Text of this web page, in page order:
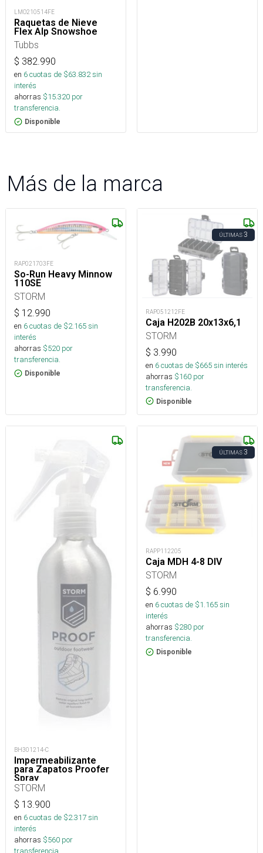
LMO210514FE
Raquetas de Nieve
Flex Alp Snowshoe
Tubbs
$ 382.990
en 6cuotas de $63.832sin
interés
ahorras $15.320 por
transferencia.
Disponible
Más de la marca
RAP021703FE
So-Run Heavy Minnow
110SE
STORM
$ 12.990
en 6cuotas de $2.165sin
interés
ahorras $520 por
transferencia.
Disponible
ÚLTIMAS3
RAP051212FE
Caja H202B 20x13x6,1
STORM
$ 3.990
en 6cuotas de $665sin interés
ahorras $160 por
transferencia.
Disponible
BH301214-C
Impermeabilizante
para Zapatos Proofer
Spray
STORM
$ 13.900
en 6cuotas de $2.317sin
interés
ahorras $560 por
transferencia.
ÚLTIMAS3
RAPP112205
Caja MDH 4-8 DIV
STORM
$ 6.990
en 6cuotas de $1.165sin
interés
ahorras $280 por
transferencia.
Disponible